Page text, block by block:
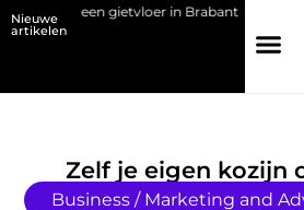
Nieuwe
artikelen
met een gietvloer in Brabant
Zelf je eigen kozijn
Business / Marketing and